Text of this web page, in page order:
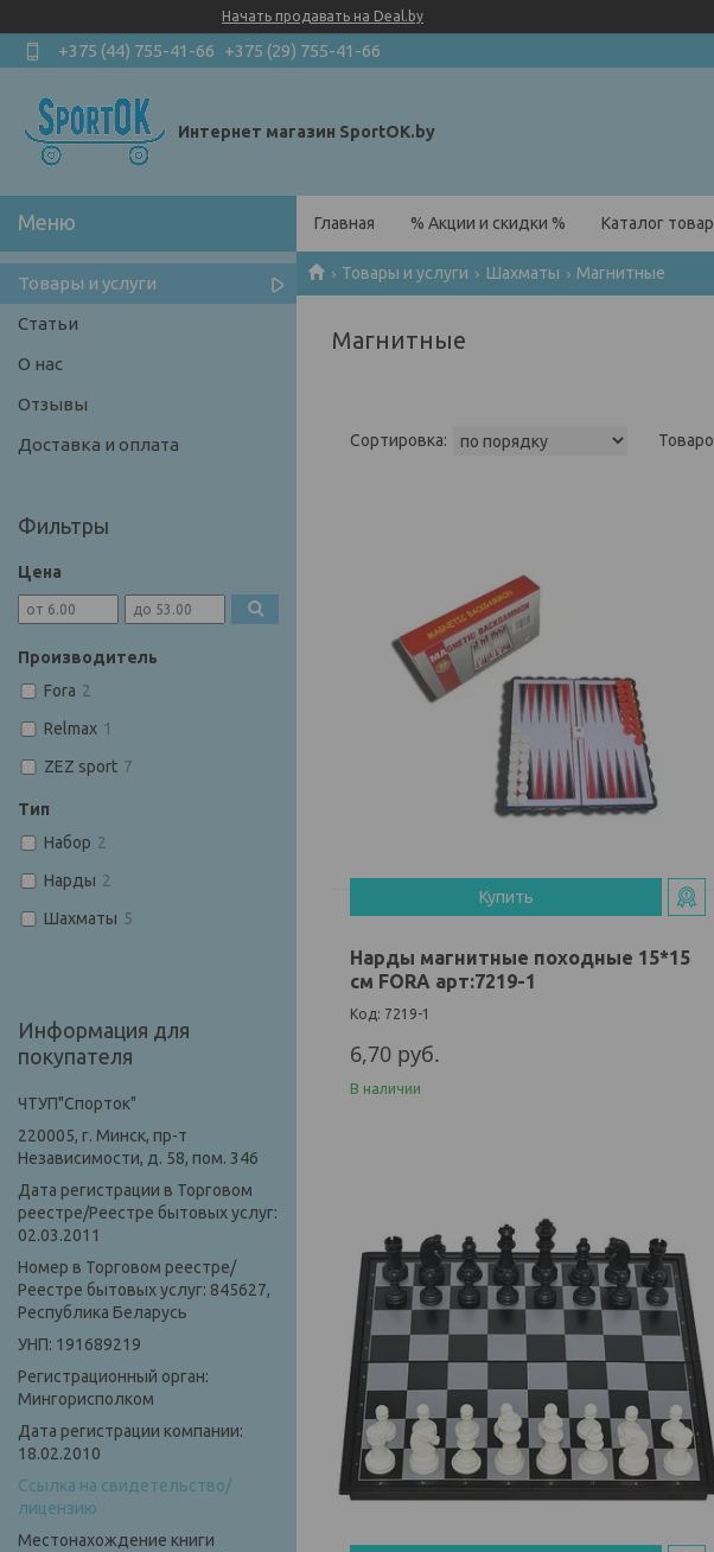
Начать продавать на Deal.by
+375 (44) 755-41-66 +375 (29) 755-41-66
Интернет магазин SportOK.by
Главная % Акции и скидки % Каталог товар
Товары и услуги Шахматы Магнитные
Магнитные
Купить
Нарды магнитные походные 15*15
см FORA арт:7219-1
7219-1
6,70 руб.
В наличии
Товары и услуги
Статьи
О нас
Отзывы
Доставка и оплата
Фильтры
Цена
Производитель
Fora 2
Relmax 1
ZEZ sport 7
Тип
Набор 2
Нарды 2
Шахматы 5
Информация для
покупателя
ЧТУП"Спорток"
220005, г. Минск, пр-т
Независимости, д. 58, пом. 346
Дата регистрации в Торговом
реестре/Реестре бытовых услуг:
02.03.2011
Номер в Торговом реестре/
Реестре бытовых услуг: 845627,
Республика Беларусь
УНП: 191689219
Регистрационный орган:
Мингорисполком
Дата регистрации компании:
18.02.2010
Ссылка на свидетельство/
лицензию
Местонахождение книги